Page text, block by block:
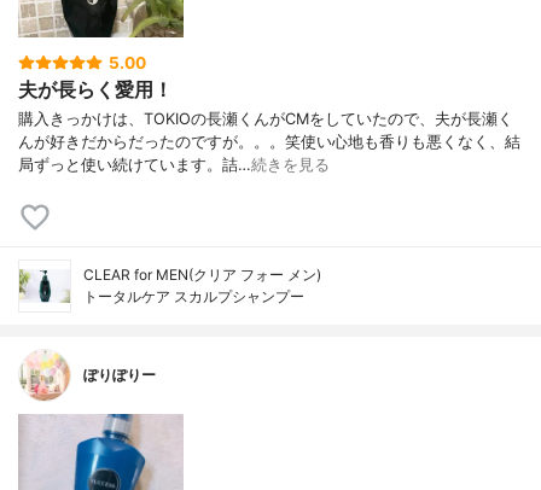
5.00
夫が長らく愛用！
購入きっかけは、TOKIOの長瀬くんがCMをしていたので、夫が長瀬く
んが好きだからだったのですが。。。笑使い心地も香りも悪くなく、結
局ずっと使い続けています。詰…続きを見る
CLEAR for MEN(クリア フォー メン)
トータルケア スカルプシャンプー
ぽりぽりー